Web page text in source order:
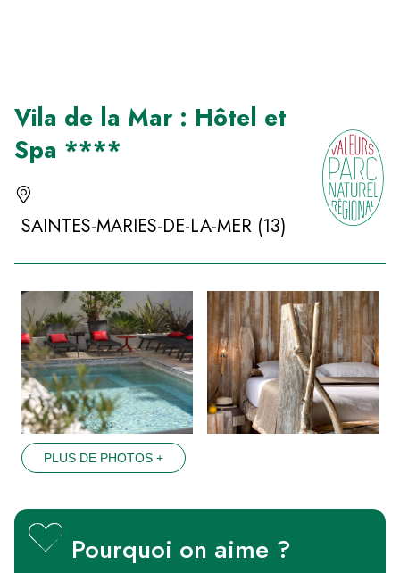
Vila de la Mar : Hôtel et
Spa ****
SAINTES-MARIES-DE-LA-MER (13)
PLUS DE PHOTOS +
Pourquoi on aime ?